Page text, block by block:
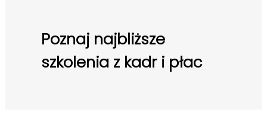
Poznaj najbliższe
szkolenia z kadr i płac